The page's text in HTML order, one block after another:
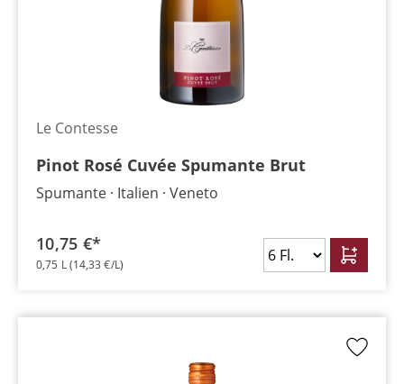
Le Contesse
Pinot Rosé Cuvée Spumante Brut
Spumante Italien Veneto
10,75 €*
0,75 L(14,33 €/L)